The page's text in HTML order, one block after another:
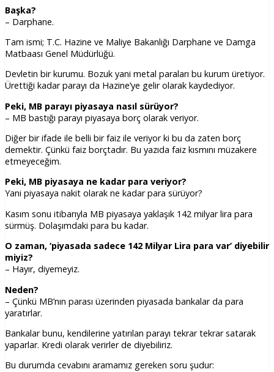
Başka?
– Darphane.
Tam ismi; T.C. Hazine ve Maliye Bakanlığı Darphane ve Damga
Matbaası Genel Müdürlüğü.
Devletin bir kurumu. Bozuk yani metal paraları bu kurum üretiyor.
Ürettiği kadar parayı da Hazine’ye gelir olarak kaydediyor.
Peki, MB parayı piyasaya nasıl sürüyor?
– MB bastığı parayı piyasaya borç olarak veriyor.
Diğer bir ifade ile belli bir faiz ile veriyor ki bu da zaten borç
demektir. Çünkü faiz borçtadır. Bu yazıda faiz kısmını müzakere
etmeyeceğim.
Peki, MB piyasaya ne kadar para veriyor?
Yani piyasaya nakit olarak ne kadar para sürüyor?
Kasım sonu itibarıyla MB piyasaya yaklaşık 142 milyar lira para
sürmüş. Dolaşımdaki para bu kadar.
O zaman, ‘piyasada sadece 142 Milyar Lira para var’ diyebilir
miyiz?
– Hayır, diyemeyiz.
Neden?
– Çünkü MB’nın parası üzerinden piyasada bankalar da para
yaratırlar.
Bankalar bunu, kendilerine yatırılan parayı tekrar tekrar satarak
yaparlar. Kredi olarak verirler de diyebiliriz.
Bu durumda cevabını aramamız gereken soru şudur: